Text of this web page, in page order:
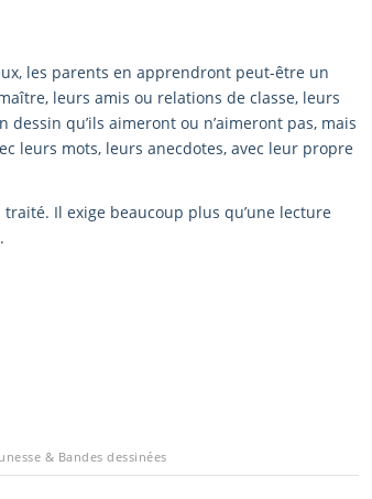
les parents en apprendront peut-être un
leurs amis ou relations de classe, leurs
qu’ils aimeront ou n’aimeront pas, mais
leurs mots, leurs anecdotes, avec leur propre
Il exige beaucoup plus qu’une lecture
& Bandes dessinées